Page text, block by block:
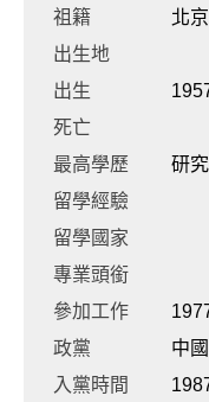
祖籍
北京
出生地
出生
死亡
最高學歷
研
留學經驗
留學國家
專業頭銜
參加工作
政黨
中
入黨時間